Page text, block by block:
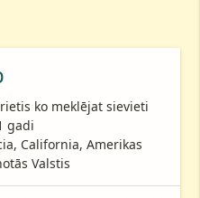
ko meklējat sievieti
gadi
California, Amerikas
Valstis